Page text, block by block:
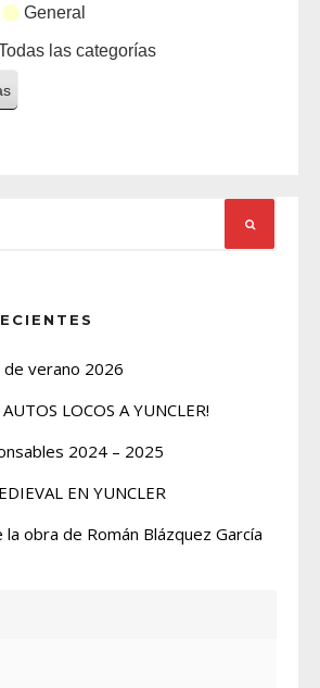
General
las categorías
verano 2026
AUTOS LOCOS A YUNCLER!
2024 – 2025
EN YUNCLER
la obra de Román Blázquez García